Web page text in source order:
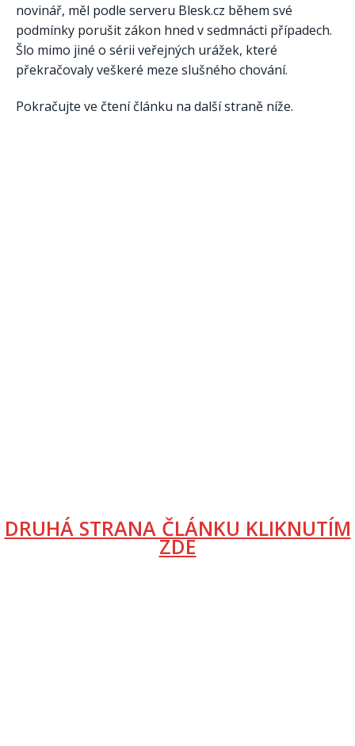
novinář, měl podle serveru Blesk.cz během své
podmínky porušit zákon hned v sedmnácti případech.
Šlo mimo jiné o sérii veřejných urážek, které
překračovaly veškeré meze slušného chování.
Pokračujte ve čtení článku na další straně níže.
DRUHÁ STRANA ČLÁNKU KLIKNUTÍM
ZDE